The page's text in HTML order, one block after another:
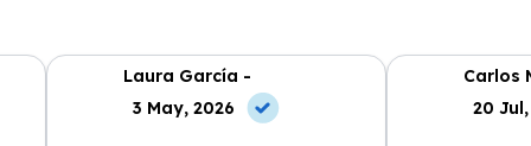
Laura García -
3 May, 2026
Carlos
20